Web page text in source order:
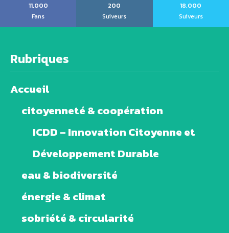
11,000
Fans
200
Suiveurs
18,000
Suiveurs
Rubriques
Accueil
citoyenneté & coopération
ICDD – Innovation Citoyenne et
Développement Durable
eau & biodiversité
énergie & climat
sobriété & circularité